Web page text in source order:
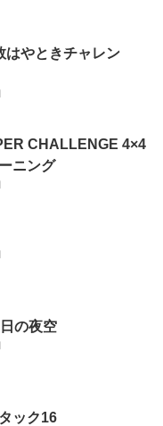
はやときチャレン
CHALLENGE 4×4
ニング
の夜空
ック16